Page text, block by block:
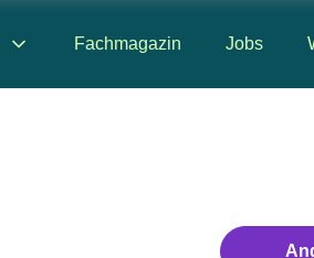
Fachmagazin Jobs